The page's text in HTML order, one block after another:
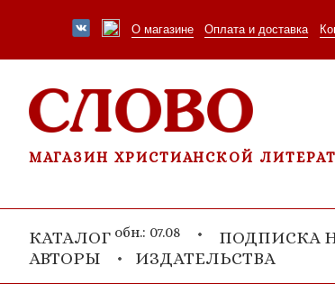
О магазине Оплата и доставка
МАГАЗИН ХРИСТИАНСКОЙ
КАТАЛОГ обн.: 07.08 ПОДПИСКА
АВТОРЫ
ИЗДАТЕЛЬСТВА